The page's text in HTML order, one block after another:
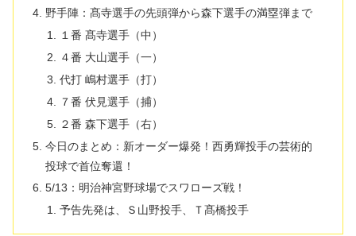
野手陣：髙寺選手の先頭弾から森下選手の満塁弾まで
１番 髙寺選手（中）
４番 大山選手（一）
代打 嶋村選手（打）
７番 伏見選手（捕）
２番 森下選手（右）
​今日のまとめ：新オーダー爆発！西勇輝投手の芸術的
投球で首位奪還！
5/13：明治神宮野球場でスワローズ戦！
予告先発は、Ｓ山野投手、Ｔ髙橋投手